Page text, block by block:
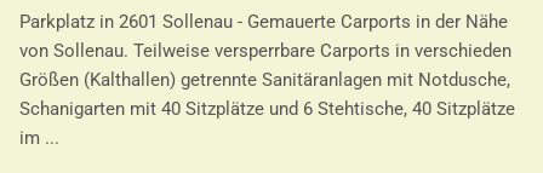
Parkplatz in 2601 Sollenau - Gemauerte Carports in der Nähe
von Sollenau. Teilweise versperrbare Carports in verschieden
Größen (Kalthallen) getrennte Sanitäranlagen mit Notdusche,
Schanigarten mit 40 Sitzplätze und 6 Stehtische, 40 Sitzplätze
im ...